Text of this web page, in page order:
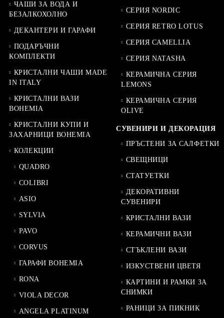
ЧАШИ ЗА ВОДА И
БЕЗАЛКОХОЛНО
ДЕКАНТЕРИ И ГАРАФИ
ПОДАРЪЧНИ
КОМПЛЕКТИ
КРИСТАЛНИ ЧАШИ MADE
IN ITALY
КРИСТАЛНИ ВАЗИ
BOHEMIA
КРИСТАЛНИ КУПИ И
ЗАХАРНИЦИ BOHEMIA
КОЛЕКЦИИ
QUADRO
COLIBRI
ASIO
SYLVIA
PAVO
CORVUS
ГАРАФИ BOHEMIA
RONA
VIOLA DECOR
ANGELA PLATINUM
СЕРИЯ NORDIC
СЕРИЯ RETRO LOTUS
СЕРИЯ CAMELLIA
СЕРИЯ NATASHA
КЕРАМИЧНА СЕРИЯ
LEMONS
КЕРАМИЧНА СЕРИЯ
OLIVE
СУВЕНИРИ И ДЕКОРАЦИЯ
ПРЪСТЕНИ ЗА САЛФЕТКИ
СВЕЩНИЦИ
СТАТУЕТКИ
ДЕКОРАТИВНИ
СУВЕНИРИ
КРИСТАЛНИ ВАЗИ
КЕРАМИЧНИ ВАЗИ
СТЪКЛЕНИ ВАЗИ
ИЗКУСТВЕНИ ЦВЕТЯ
КАРТИНИ И РАМКИ ЗА
СНИМКИ
РАНИЦИ ЗА ПИКНИК